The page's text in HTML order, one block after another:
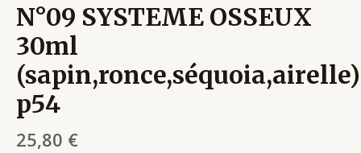
N°09 SYSTEME OSSEUX
30ml
(sapin,ronce,séquoia,airelle)
p54
25,80 €